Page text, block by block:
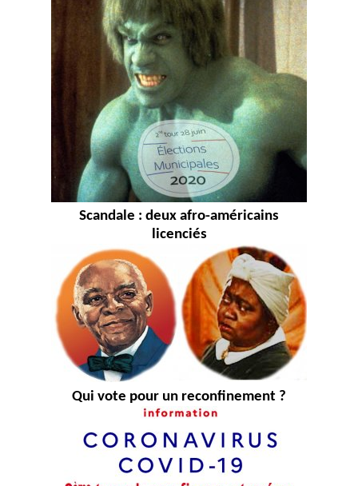
Scandale : deux afro-américains
licenciés
Qui vote pour un reconfinement ?